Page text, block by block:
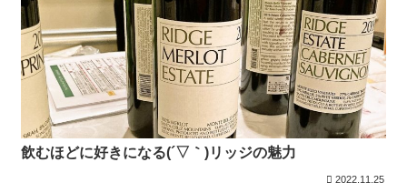
飲むほどに好きになる(´▽｀)リッジの魅力
2022.11.25